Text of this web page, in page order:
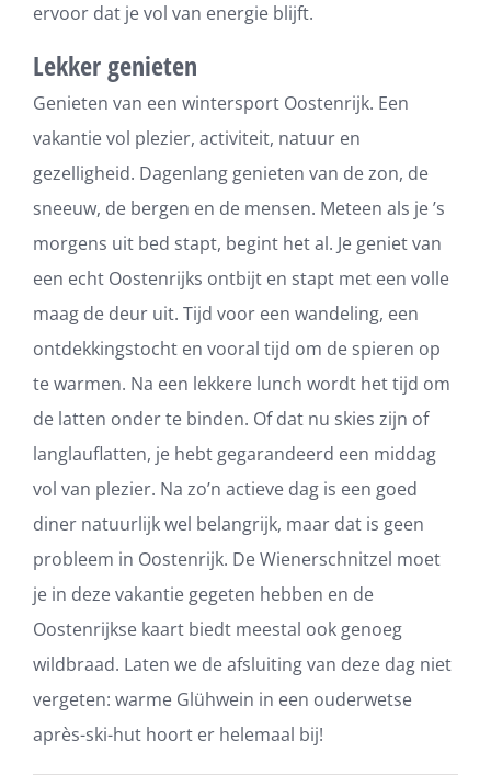
ervoor dat je vol van energie blijft.
Lekker genieten
Genieten van een wintersport Oostenrijk. Een
vakantie vol plezier, activiteit, natuur en
gezelligheid. Dagenlang genieten van de zon, de
sneeuw, de bergen en de mensen. Meteen als je ’s
morgens uit bed stapt, begint het al. Je geniet van
een echt Oostenrijks ontbijt en stapt met een volle
maag de deur uit. Tijd voor een wandeling, een
ontdekkingstocht en vooral tijd om de spieren op
te warmen. Na een lekkere lunch wordt het tijd om
de latten onder te binden. Of dat nu skies zijn of
langlauflatten, je hebt gegarandeerd een middag
vol van plezier. Na zo’n actieve dag is een goed
diner natuurlijk wel belangrijk, maar dat is geen
probleem in Oostenrijk. De Wienerschnitzel moet
je in deze vakantie gegeten hebben en de
Oostenrijkse kaart biedt meestal ook genoeg
wildbraad. Laten we de afsluiting van deze dag niet
vergeten: warme Glühwein in een ouderwetse
après-ski-hut hoort er helemaal bij!